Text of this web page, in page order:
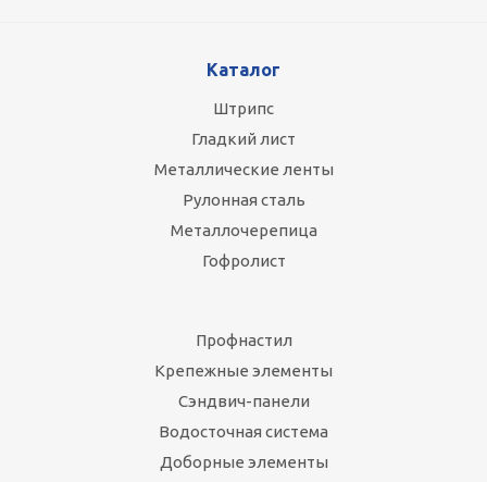
Каталог
Штрипс
Гладкий лист
Металлические ленты
Рулонная сталь
Металлочерепица
Гофролист
Профнастил
Крепежные элементы
Сэндвич-панели
Водосточная система
Доборные элементы